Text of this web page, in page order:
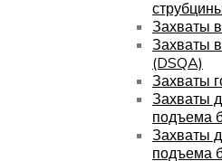
Захваты
Захваты
(DSQA)
Захваты
Захваты
подъема
Захваты
подъема